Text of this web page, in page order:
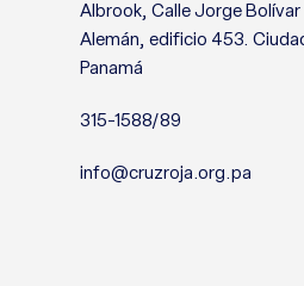
Albrook, Calle Jorge Bolívar
Alemán, edificio 453.
Panamá
315-1588/89
info@cruzroja.org.pa